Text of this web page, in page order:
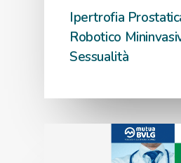
Ipertrofia
Robotico
Sessualità